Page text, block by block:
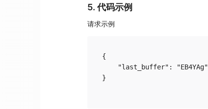
5. 代码示例
请求示例
{
    "last_buffer": "EB4YAg"
}